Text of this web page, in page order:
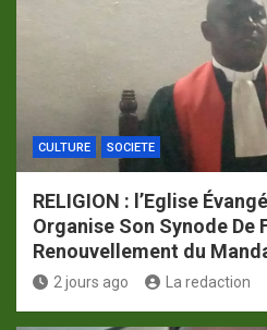
CULTURE SOCIETE
RELIGION : l’Eglise
Organise Son Synode De
Renouvellement du
2 jours ago La redaction